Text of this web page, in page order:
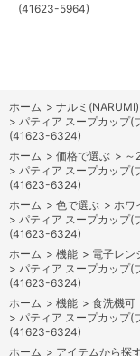
(41623-5964)
ホーム > ナルミ(NARUMI)
> パティア スープカップ
(41623-6324)
ホーム > 価格で選ぶ > ～
> パティア スープカップ
(41623-6324)
ホーム > 色で選ぶ > ホワ
> パティア スープカップ
(41623-6324)
ホーム > 機能 > 電子レン
> パティア スープカップ
(41623-6324)
ホーム > 機能 > 食洗機可
> パティア スープカップ
(41623-6324)
ホーム > アイテムから探